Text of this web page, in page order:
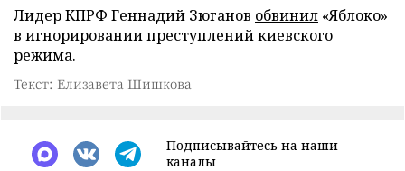
Лидер КПРФ Геннадий Зюганов обвинил «Яблоко»
в игнорировании преступлений киевского
режима.
Текст: Елизавета Шишкова
Подписывайтесь на наши
каналы